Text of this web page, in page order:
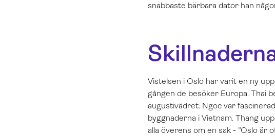
snabbaste bärbara dator han
Vistelsen i Oslo har varit en ny
gången de besöker Europa. Thai
augustivädret. Ngoc var
byggnaderna i Vietnam. Thang
alla överens om en sak - "Oslo är